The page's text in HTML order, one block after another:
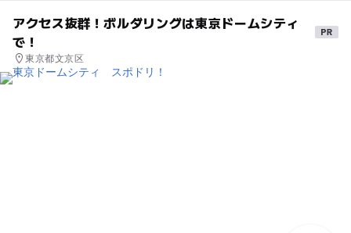
アクセス抜群！ボルダリングは東京ドームシティ
で！
東京都文京区